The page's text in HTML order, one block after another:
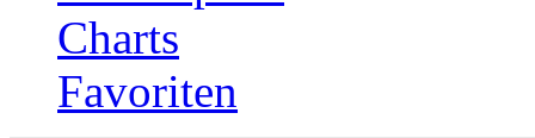
Charts
Favoriten